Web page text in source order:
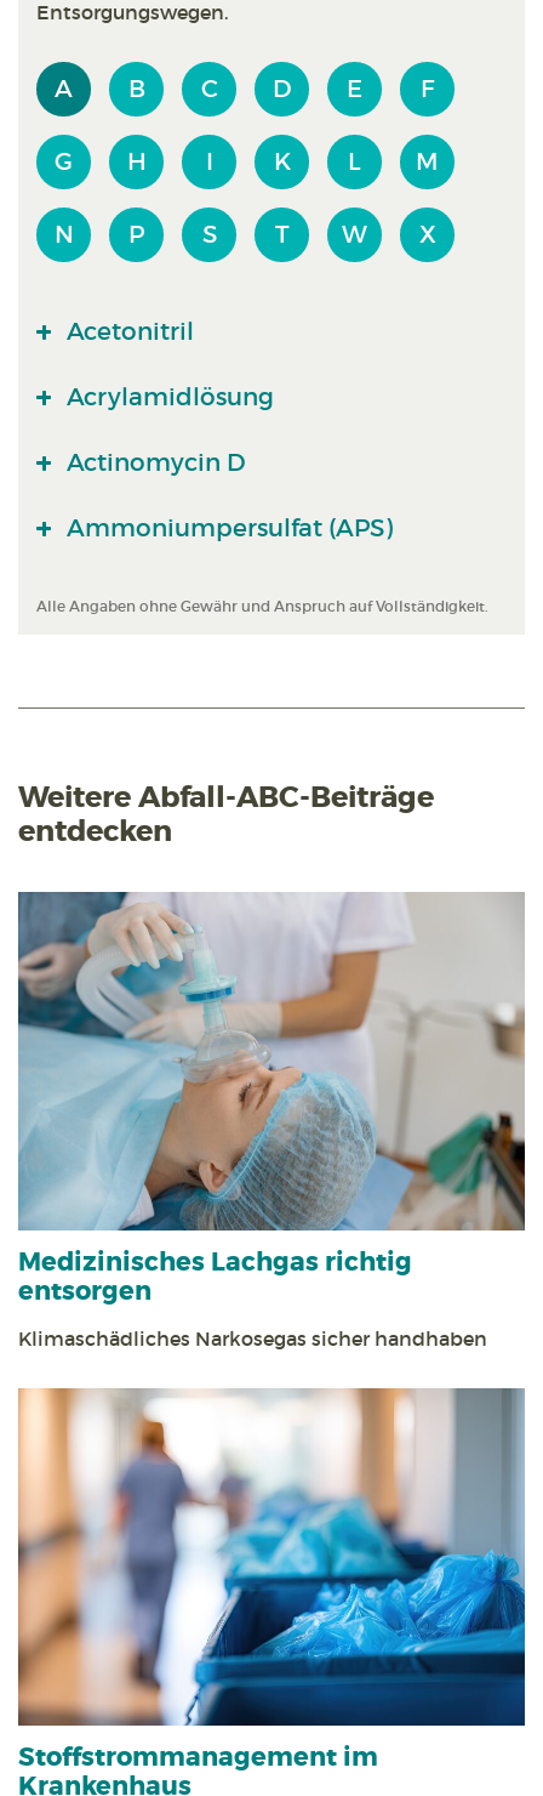
Entsorgungswegen.
A B C D E F
G H I K L M
N P S T W X
Acetonitril
Acrylamidlösung
Actinomycin D
Ammoniumpersulfat (APS)
Alle Angaben ohne Gewähr und Anspruch auf Vollständigkeit.
Weitere Abfall-ABC-Beiträge
entdecken
Medizinisches Lachgas richtig
entsorgen
Klimaschädliches Narkosegas sicher handhaben
Stoff­strom­management im
Krankenhaus